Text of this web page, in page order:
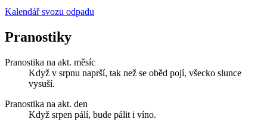
Kalendář svozu odpadu
Pranostiky
Pranostika na akt. měsíc
Když v srpnu naprší, tak než se oběd pojí, všecko slunce
vysuší.
Pranostika na akt. den
Když srpen pálí, bude pálit i víno.